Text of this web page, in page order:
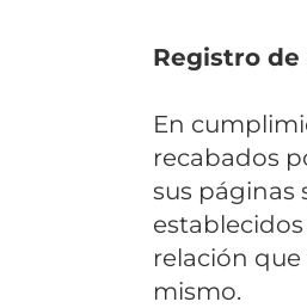
Registro
En
recabados
sus páginas
relación
mismo.